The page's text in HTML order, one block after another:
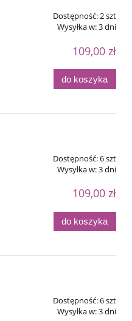
Dostępność:2 szt
Wysyłka w:3 dni
109,00 zł
do koszyka
Dostępność:6 szt
Wysyłka w:3 dni
109,00 zł
do koszyka
Dostępność:6 szt
Wysyłka w:3 dni